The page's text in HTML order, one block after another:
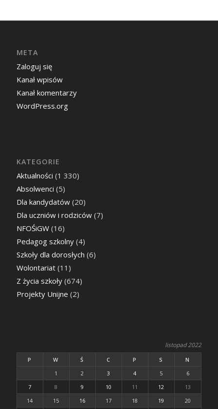
META
Zaloguj się
Kanał wpisów
Kanał komentarzy
WordPress.org
KATEGORIE
Aktualności (1 330)
Absolwenci (5)
Dla kandydatów(20)
Dla uczniów i rodziców(7)
NFOŚiGW(16)
Pedagog szkolny(4)
Szkoły dla dorosłych (6)
Wolontariat(11)
Z życia szkoły(674)
Projekty Unijne (2)
listopad 2022
P W Ś C P S
N
1
2 3 4 5
6
7
8 9 10 11 12
13
14
15 16 17 18 19 20